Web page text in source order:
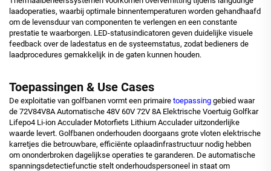
laadoperaties, waarbij optimale binnentemperaturen worden gehandhaafd
om de levensduur van componenten te verlengen en een constante
prestatie te waarborgen. LED-statusindicatoren geven duidelijke visuele
feedback over de ladestatus en de systeemstatus, zodat bedieners de
laadprocedures gemakkelijk in de gaten kunnen houden.
Toepassingen & Use Cases
De exploitatie van golfbanen vormt een primaire toepassing gebied waar
de 72V84V8A Automatische 48V 60V 72V 8A Elektrische Voertuig Golfkar
Lifepo4 Li-ion Acculader Motorfiets Lithium Acculader uitzonderlijke
waarde levert. Golfbanen onderhouden doorgaans grote vloten elektrische
karretjes die betrouwbare, efficiënte oplaadinfrastructuur nodig hebben
om ononderbroken dagelijkse operaties te garanderen. De automatische
spanningsdetectiefunctie stelt onderhoudspersoneel in staat om